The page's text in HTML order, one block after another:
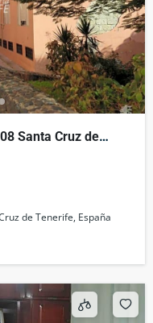
Santa Cruz de
de Tenerife, España